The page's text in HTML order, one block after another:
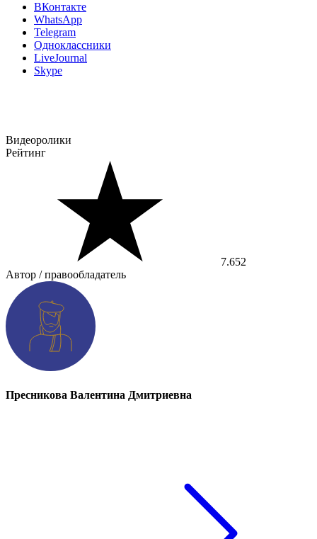
ВКонтакте
WhatsApp
Telegram
Одноклассники
LiveJournal
Skype
Видеоролики
Рейтинг
7.652
Автор / правообладатель
Пресникова Валентина Дмитриевна